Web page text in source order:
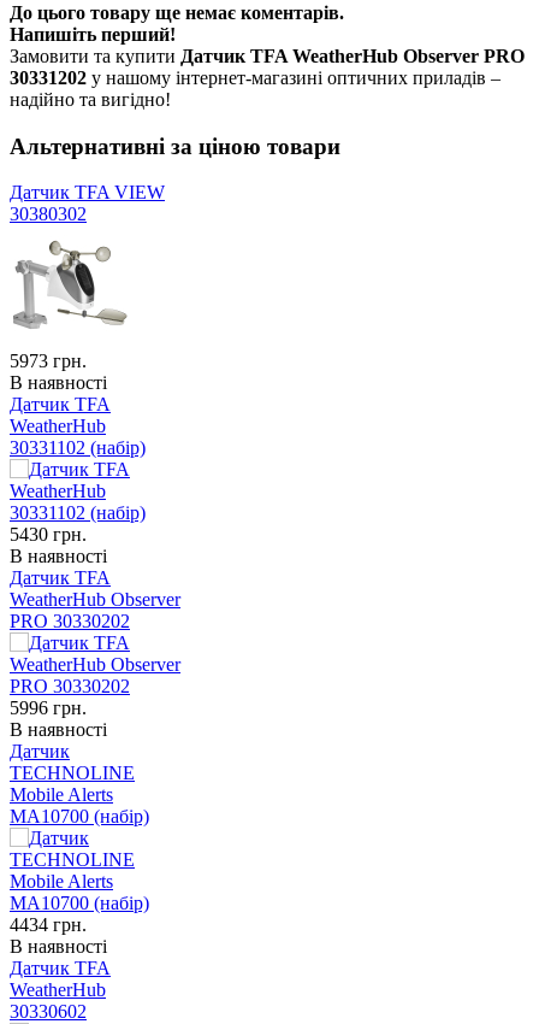
До цього товару ще немає коментарів.
Напишіть перший!
Замовити та купити Датчик TFA WeatherHub Observer PRO
30331202 у нашому інтернет-магазині оптичних приладів –
надійно та вигідно!
Альтернативні за ціною товари
Датчик TFA VIEW
30380302
5973 грн.
В наявності
Датчик TFA
WeatherHub
30331102 (набір)
5430 грн.
В наявності
Датчик TFA
WeatherHub Observer
PRO 30330202
5996 грн.
В наявності
Датчик
TECHNOLINE
Mobile Alerts
MA10700 (набір)
4434 грн.
В наявності
Датчик TFA
WeatherHub
30330602